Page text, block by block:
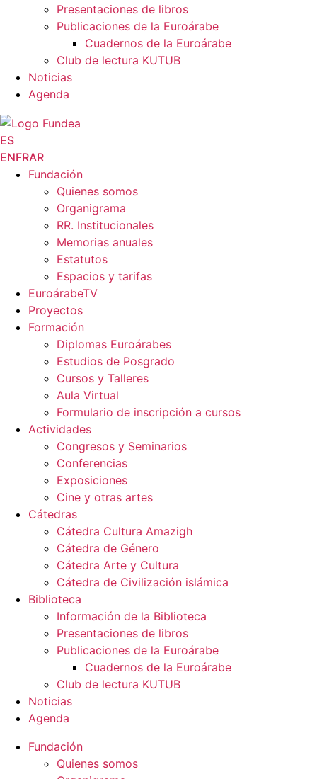
Presentaciones de libros
Publicaciones de la Euroárabe
Cuadernos de la Euroárabe
Club de lectura KUTUB
Noticias
Agenda
ES
ENFRAR
Fundación
Quienes somos
Organigrama
RR. Institucionales
Memorias anuales
Estatutos
Espacios y tarifas
EuroárabeTV
Proyectos
Formación
Diplomas Euroárabes
Estudios de Posgrado
Cursos y Talleres
Aula Virtual
Formulario de inscripción a cursos
Actividades
Congresos y Seminarios
Conferencias
Exposiciones
Cine y otras artes
Cátedras
Cátedra Cultura Amazigh
Cátedra de Género
Cátedra Arte y Cultura
Cátedra de Civilización islámica
Biblioteca
Información de la Biblioteca
Presentaciones de libros
Publicaciones de la Euroárabe
Cuadernos de la Euroárabe
Club de lectura KUTUB
Noticias
Agenda
Fundación
Quienes somos